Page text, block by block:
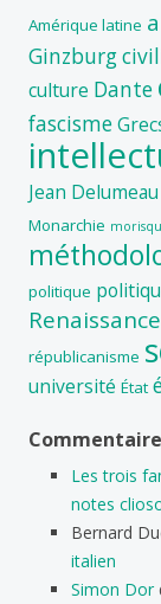
Amérique latine
Ginzburg
culture Dante
fascisme
Jean Delumeau
Monarchie
politique
Renaissance
républicanisme
université État
Les trois
notes
Bernard
italien
Simon Dor